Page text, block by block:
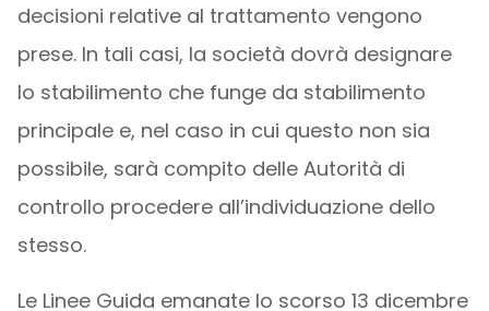
decisioni relative al trattamento vengono
prese. In tali casi, la società dovrà designare
lo stabilimento che funge da stabilimento
principale e, nel caso in cui questo non sia
possibile, sarà compito delle Autorità di
controllo procedere all’individuazione dello
stesso.
Le Linee Guida emanate lo scorso 13 dicembre